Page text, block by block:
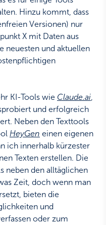
Hinzu kommt, dass
Versionen) nur
X mit Daten aus
neuesten und aktuellen
KI-Tools wie Claude.ai
und erfolgreich
Neben den Texttools
HeyGen einen eigenen
ich innerhalb kürzester
Texten erstellen. Die
neben den alltäglichen
Zeit, doch wenn man
bieten die
und
oder zum